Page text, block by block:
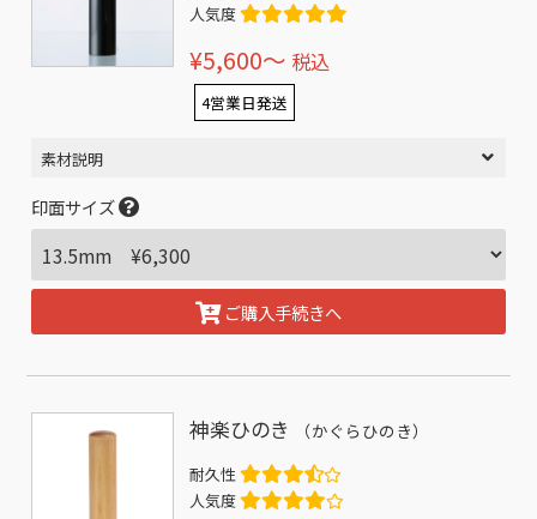
人気度
¥5,600〜 税込
4営業日発送
素材説明
印面サイズ
ご購入手続きへ
神楽ひのき （かぐらひのき）
耐久性
人気度